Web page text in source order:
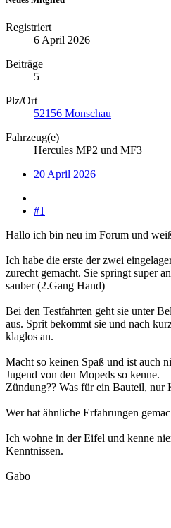
Registriert
6 April 2026
Beiträge
5
Plz/Ort
52156 Monschau
Fahrzeug(e)
Hercules MP2 und MF3
20 April 2026
#1
Hallo ich bin neu im Forum und
Ich habe die erste der zwei
zurecht gemacht. Sie springt super
sauber (2.Gang Hand)
Bei den Testfahrten geht sie unter
aus. Sprit bekommt sie und nach
klaglos an.
Macht so keinen Spaß und ist auch
Jugend von den Mopeds so kenne.
Zündung?? Was für ein Bauteil, nur
Wer hat ähnliche Erfahrungen
Ich wohne in der Eifel und kenne
Kenntnissen.
Gabo